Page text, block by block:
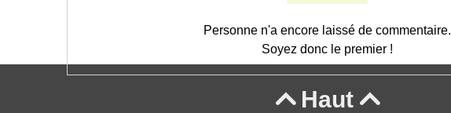
Personne n'a encore laissé de commentaire.
Soyez donc le premier !
Haut 